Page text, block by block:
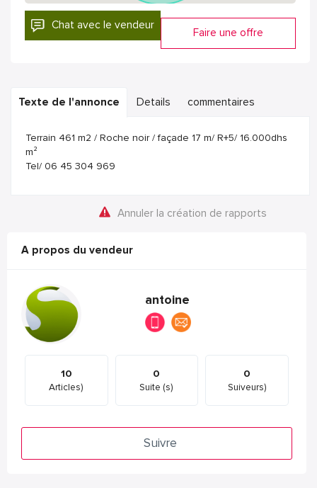
Chat avec le vendeur
Faire une offre
Texte de l'annonce Details commentaires
Terrain 461 m2 / Roche noir / façade 17 m/ R+5/ 16.000dhs
m²
Tel/ 06 45 304 969
Annuler la création de rapports
A propos du vendeur
antoine
10
Articles)
0
Suite (s)
0
Suiveurs)
Suivre